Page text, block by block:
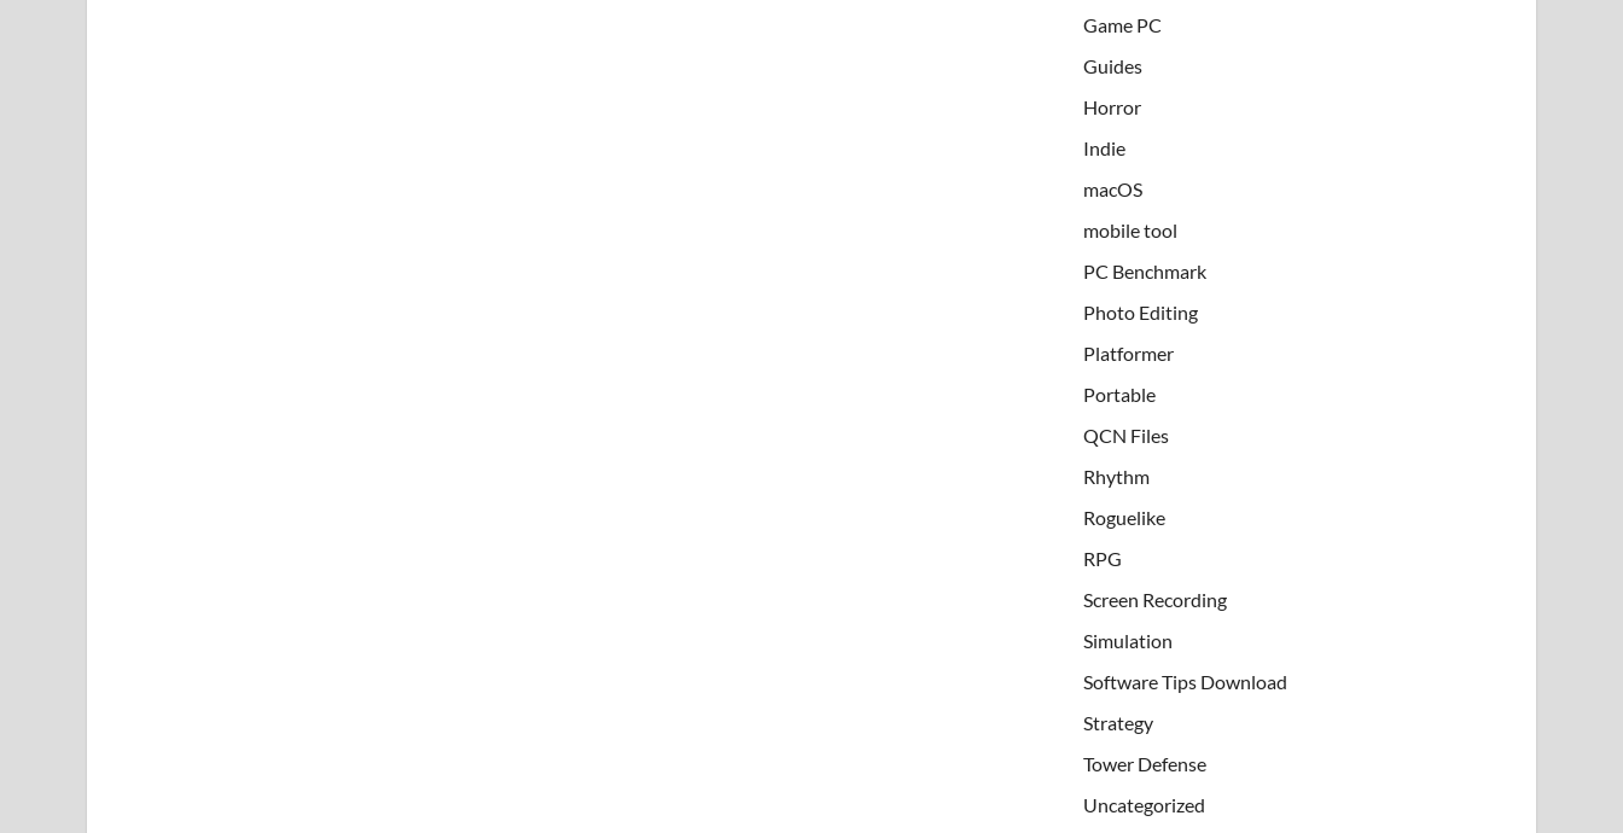
Game PC
Guides
Horror
Indie
macOS
mobile tool
PC Benchmark
Photo Editing
Platformer
Portable
QCN Files
Rhythm
Roguelike
RPG
Screen Recording
Simulation
Software Tips Download
Strategy
Tower Defense
Uncategorized